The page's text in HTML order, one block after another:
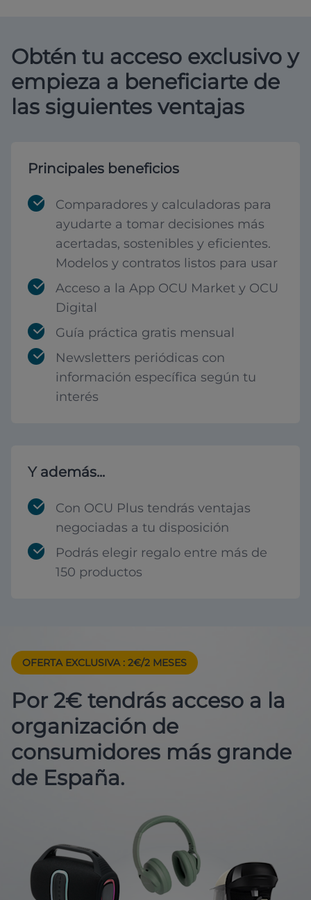
Obtén tu acceso exclusivo y
empieza a beneficiarte de
las siguientes ventajas
Principales beneficios
Comparadores y calculadoras para
ayudarte a tomar decisiones más
acertadas, sostenibles y eficientes.
Modelos y contratos listos para usar
Acceso a la App OCU Market y OCU
Digital
Guía práctica gratis mensual
Newsletters periódicas con
información específica según tu
interés
Y además...
Con OCU Plus tendrás ventajas
negociadas a tu disposición
Podrás elegir regalo entre más de
150 productos
OFERTA EXCLUSIVA : 2€/2 MESES
Por 2€ tendrás acceso a la
organización de
consumidores más grande
de España.